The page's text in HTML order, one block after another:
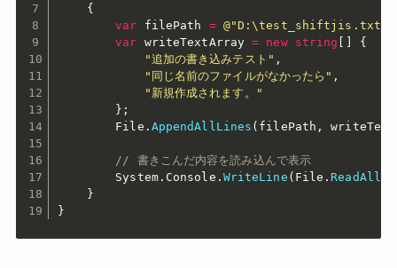
{
var filePath = @"D:\test_shiftjis.txt"
var writeTextArray = new string [ ]
{
"追加の書き込みテスト" ,
"同じ名前のファイルがなかったら" ,
"新規作成されます。"
} ;
        File
. AppendAllLines ( filePath ,
// 書きこんだ内容を読み込んで表示
        System
. Console . WriteLine ( File .
}
}